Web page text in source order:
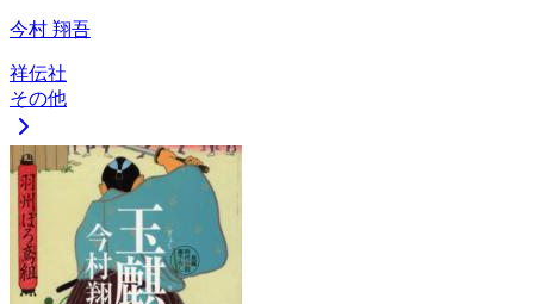
今村 翔吾
祥伝社
その他